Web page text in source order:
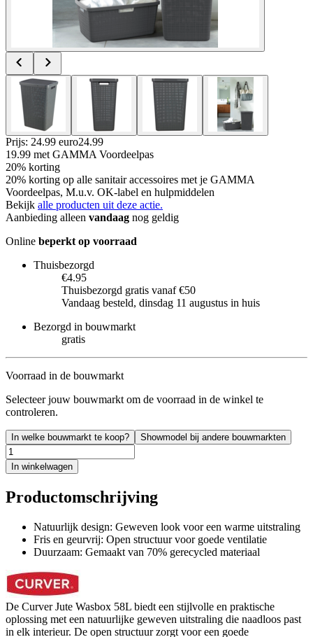
Prijs: 24.99 euro24.99
19.99 met GAMMA Voordeelpas
20% korting
20% korting op alle sanitair accessoires met je GAMMA
Voordeelpas, M.u.v. OK-label en hulpmiddelen
Bekijk alle producten uit deze actie.
Aanbieding alleen vandaag nog geldig
Online beperkt op voorraad
Thuisbezorgd
€4.95
Thuisbezorgd gratis vanaf €50
Vandaag besteld, dinsdag 11 augustus in huis
Bezorgd in bouwmarkt
gratis
Voorraad in de bouwmarkt
Selecteer jouw bouwmarkt om de voorraad in de winkel te
controleren.
In welke bouwmarkt te koop? Showmodel bij andere bouwmarkten
In winkelwagen
Productomschrijving
Natuurlijk design: Geweven look voor een warme uitstraling
Fris en geurvrij: Open structuur voor goede ventilatie
Duurzaam: Gemaakt van 70% gerecycled materiaal
De Curver Jute Wasbox 58L biedt een stijlvolle en praktische
oplossing met een natuurlijke geweven uitstraling die naadloos past
in elk interieur. De open structuur zorgt voor een goede